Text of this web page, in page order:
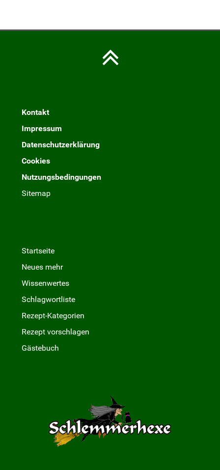
Kontakt
Impressum
Datenschutzerklärung
Cookies
Nutzungsbedingungen
Sitemap
Startseite
Neues mehr
Wissenwertes
Schlagwortliste
Rezept-Kategorien
Rezept vorschlagen
Gästebuch